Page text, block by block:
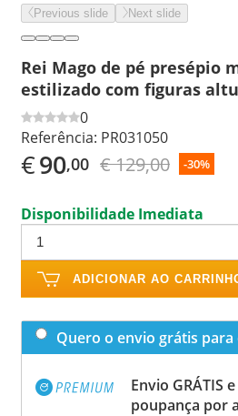
Previous slide Next slide
Rei Mago de pé presépio
estilizado com figuras
0
Referência: PR031050
€90,00 € 129,00 -30%
Disponibilidade Imediata
ADICIONAR AO
Quero o envio grátis para
Envio GRÁTIS
poupança por